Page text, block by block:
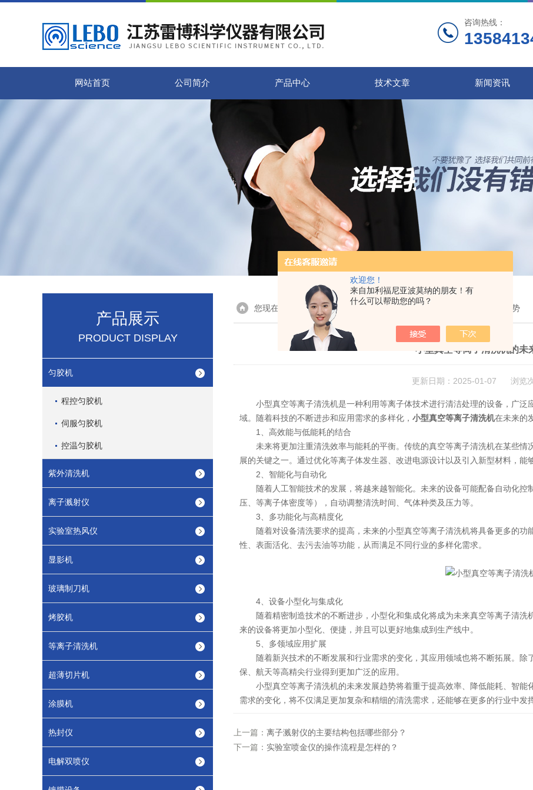
欢迎您！
来自加利福尼亚波莫纳的朋友！有
什么可以帮助您的吗？
咨询热线：
网站首页 公司简介 产品中心 技术文章 新闻资讯
产品展示
PRODUCT DISPLAY
匀胶机
程控匀胶机
伺服匀胶机
控温匀胶机
紫外清洗机
离子溅射仪
实验室热风仪
显影机
玻璃制刀机
烤胶机
等离子清洗机
超薄切片机
涂膜机
热封仪
电解双喷仪
您现在的位置：首页> 技术文章 > 小型真空等离子清洗机的未来发展趋势
小型真空等离子清洗机的未
更新日期：2025-01-07 浏览
小型真空等离子清洗机是一种利用等离子体技术进行清洁处理的设备，广泛
域。随着科技的不断进步和应用需求的多样化， 小型真空等离子清洗机在未来的
1、高效能与低能耗的结合
未来将更加注重清洗效率与能耗的平衡。传统的真空等离子清洗机在某些情
展的关键之一。通过优化等离子体发生器、改进电源设计以及引入新型材料，能
2、智能化与自动化
随着人工智能技术的发展，将越来越智能化。未来的设备可能配备自动化控
压、等离子体密度等），自动调整清洗时间、气体种类及压力等。
3、多功能化与高精度化
随着对设备清洗要求的提高，未来的小型真空等离子清洗机将具备更多的功
性、表面活化、去污去油等功能，从而满足不同行业的多样化需求。
4、设备小型化与集成化
随着精密制造技术的不断进步，小型化和集成化将成为未来真空等离子清洗
来的设备将更加小型化、便捷，并且可以更好地集成到生产线中。
5、多领域应用扩展
随着新兴技术的不断发展和行业需求的变化，其应用领域也将不断拓展。除
保、航天等高精尖行业得到更加广泛的应用。
小型真空等离子清洗机的未来发展趋势将着重于提高效率、降低能耗、智能
需求的变化，将不仅满足更加复杂和精细的清洗需求，还能够在更多的行业中发
上一篇： 离子溅射仪的主要结构包括哪些部分？
下一篇： 实验室喷金仪的操作流程是怎样的？